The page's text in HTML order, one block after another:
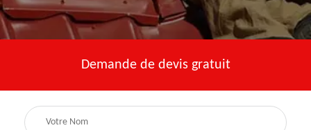
Demande de devis gratuit